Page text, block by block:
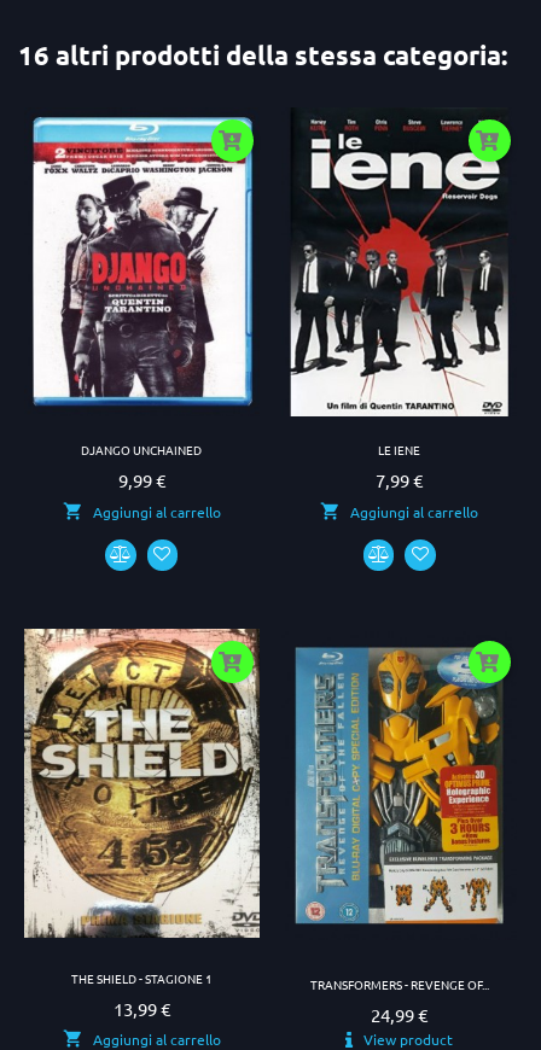
16 altri prodotti della stessa categoria:
DJANGO UNCHAINED
Prezzo
9,99 €
Aggiungi al carrello
LE IENE
Prezzo
7,99 €
Aggiungi al carrello
THE SHIELD - STAGIONE 1
Prezzo
13,99 €
Aggiungi al carrello
TRANSFORMERS - REVENGE OF...
Prezzo
24,99 €
View product